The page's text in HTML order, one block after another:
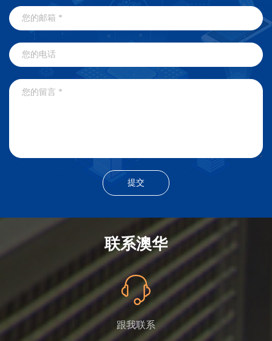
联系澳华
跟我联系